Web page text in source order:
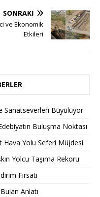
SONRAKI
ve Ekonomik
Etkileri
Sanatseverleri Büyülüyor
Buluşma Noktası
Hava Yolu Seferi Müjdesi
Yolcu Taşıma Rekoru
Fırsatı
Anlatı